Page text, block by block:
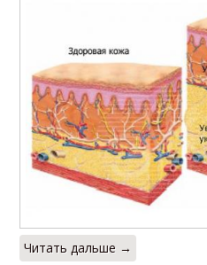
Читать дальше →